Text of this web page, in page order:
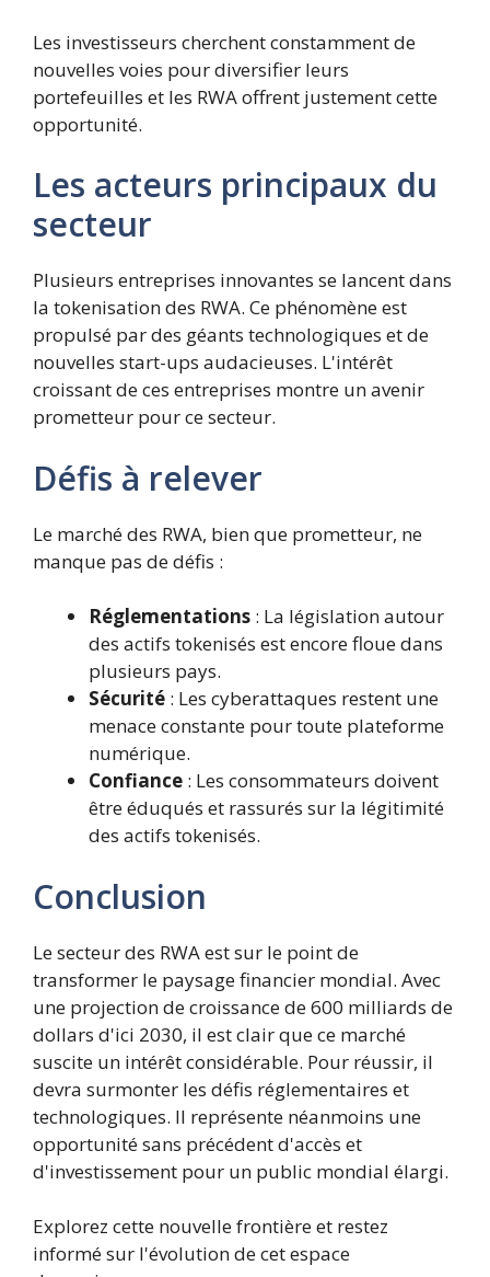
Les investisseurs cherchent constamment de
nouvelles voies pour diversifier leurs
portefeuilles et les RWA offrent justement cette
opportunité.
Les acteurs principaux du
secteur
Plusieurs entreprises innovantes se lancent dans
la tokenisation des RWA. Ce phénomène est
propulsé par des géants technologiques et de
nouvelles start-ups audacieuses. L'intérêt
croissant de ces entreprises montre un avenir
prometteur pour ce secteur.
Défis à relever
Le marché des RWA, bien que prometteur, ne
manque pas de défis :
Réglementations : La législation autour
des actifs tokenisés est encore floue dans
plusieurs pays.
Sécurité : Les cyberattaques restent une
menace constante pour toute plateforme
numérique.
Confiance : Les consommateurs doivent
être éduqués et rassurés sur la légitimité
des actifs tokenisés.
Conclusion
Le secteur des RWA est sur le point de
transformer le paysage financier mondial. Avec
une projection de croissance de 600 milliards de
dollars d'ici 2030, il est clair que ce marché
suscite un intérêt considérable. Pour réussir, il
devra surmonter les défis réglementaires et
technologiques. Il représente néanmoins une
opportunité sans précédent d'accès et
d'investissement pour un public mondial élargi.
Explorez cette nouvelle frontière et restez
informé sur l'évolution de cet espace